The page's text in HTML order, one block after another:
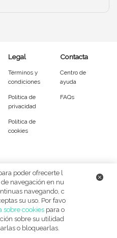
Asistente
Filtrar
Legal
Términos y
condiciones
Política de
privacidad
Política de
cookies
Contacta
Centro de
ayuda
FAQs
Facebook
poder ofrecerte l
navegación en nu
navegando, c
su uso. Por favo
sobre cookiespara o
sobre su utilidad
o bloquearlas.